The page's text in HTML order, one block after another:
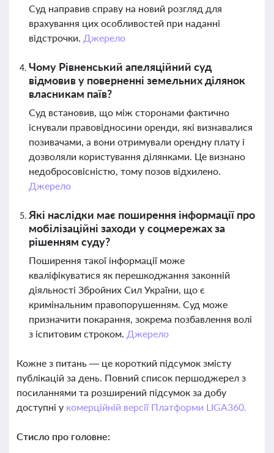
Суд направив справу на новий розгляд для
врахування цих особливостей при наданні
відстрочки. Джерело
Чому Рівненський апеляційний суд
відмовив у поверненні земельних ділянок
власникам паїв?
Суд встановив, що між сторонами фактично
існували правовідносини оренди, які визнавалися
позивачами, а вони отримували орендну плату і
дозволяли користування ділянками. Це визнано
недобросовісністю, тому позов відхилено.
Джерело
Які наслідки має поширення інформації про
мобілізаційні заходи у соцмережах за
рішенням суду?
Поширення такої інформації може
кваліфікуватися як перешкоджання законній
діяльності Збройних Сил України, що є
кримінальним правопорушенням. Суд може
призначити покарання, зокрема позбавлення волі
з іспитовим строком. Джерело
Кожне з питань — це короткий підсумок змісту
публікацій за день. Повний список першоджерел з
посиланнями та розширений підсумок за добу
доступні у комерційній версії Платформи LIGA360.
Стисло про головне: